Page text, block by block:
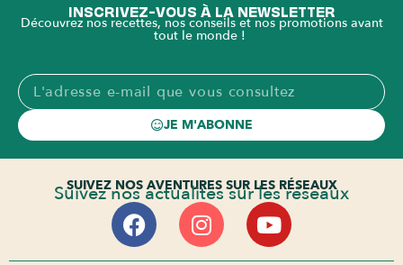
INSCRIVEZ-VOUS À LA NEWSLETTER
Découvrez nos recettes, nos conseils et nos promotions avant
tout le monde !
JE M'ABONNE
SUIVEZ NOS AVENTURES SUR LES RÉSEAUX
Suivez nos actualités sur les réseaux